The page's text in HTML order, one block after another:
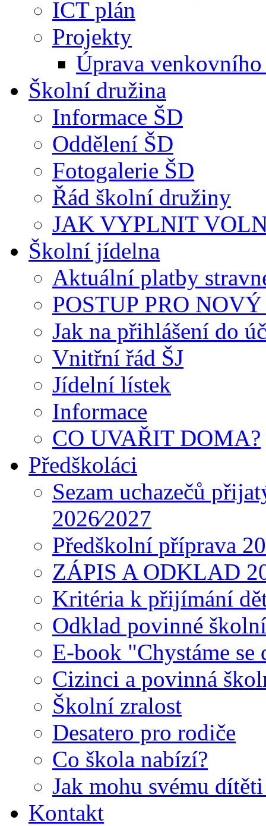
ICT plán
Projekty
Úprava
Školní družina
Informace ŠD
Oddělení ŠD
Fotogalerie ŠD
Řád školní družiny
JAK VYPLNIT
Školní jídelna
Aktuální platby
POSTUP PRO
Jak na přihlášení do
Vnitřní řád ŠJ
Jídelní lístek
Informace
CO UVAŘIT DOMA?
Předškoláci
Sezam uchazečů
2026⁄2027
Předškolní příprava
ZÁPIS A ODKLAD
Kritéria k přijímání
Odklad povinné
E-book "Chystáme
Cizinci a povinná
Školní zralost
Desatero pro rodiče
Co škola nabízí?
Jak mohu svému
Kontakt